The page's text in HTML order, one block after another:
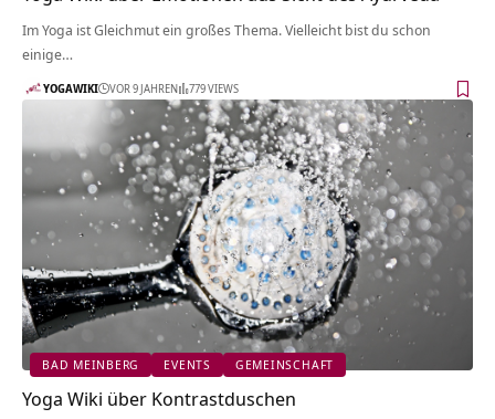
Im Yoga ist Gleichmut ein großes Thema. Vielleicht bist du schon
einige…
YOGAWIKI VOR 9 JAHREN 779 VIEWS
BAD MEINBERG EVENTS GEMEINSCHAFT
Yoga Wiki über Kontrastduschen